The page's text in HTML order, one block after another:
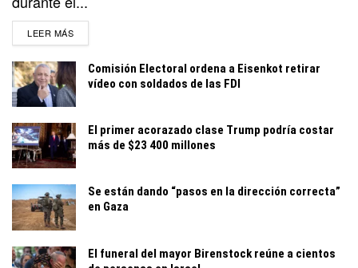
LEER MÁSDETAILS
Comisión Electoral ordena a Eisenkot retirar
vídeo con soldados de las FDI
El primer acorazado clase Trump podría costar
más de $23 400 millones
Se están dando “pasos en la dirección correcta”
en Gaza
El funeral del mayor Birenstock reúne a cientos